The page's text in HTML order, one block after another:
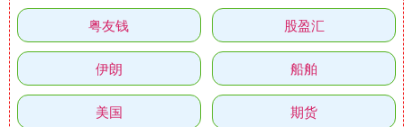
粤友钱 股盈汇
伊朗 船舶
美国 期货